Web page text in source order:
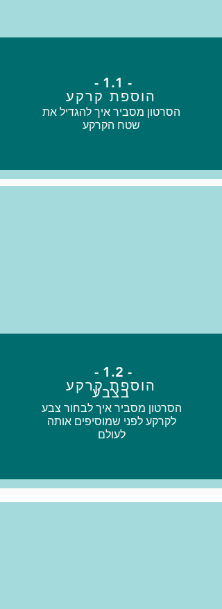
- 1.1 -
הוספת קרקע
הסרטון מסביר איך להגדיל את
שטח הקרקע
- 1.2 -
הוספת קרקע
בצבע
הסרטון מסביר איך לבחור צבע
לקרקע לפני שמוסיפים אותה
לעולם